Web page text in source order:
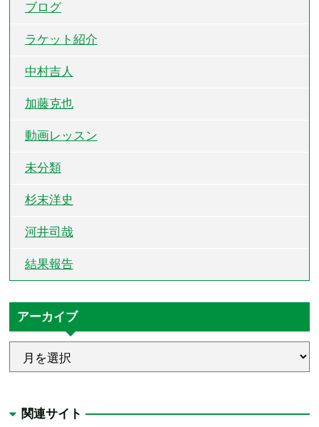
ブログ
ラケット紹介
中村吉人
加藤克也
動画レッスン
未分類
杉末洋史
河井司哉
結果報告
アーカイブ
関連サイト